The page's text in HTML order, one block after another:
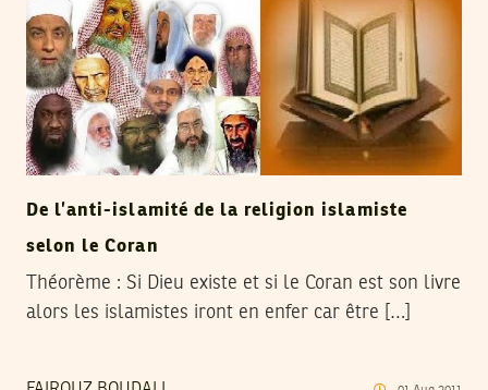
De l’anti-islamité de la religion islamiste
selon le Coran
Théorème : Si Dieu existe et si le Coran est son livre
alors les islamistes iront en enfer car être […]